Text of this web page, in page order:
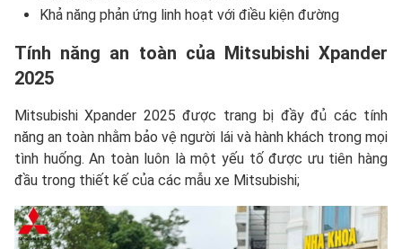
Khả năng phản ứng linh hoạt với điều kiện đường
Tính năng an toàn của Mitsubishi Xpander
2025
Mitsubishi Xpander 2025 được trang bị đầy đủ các tính
năng an toàn nhằm bảo vệ người lái và hành khách trong mọi
tình huống. An toàn luôn là một yếu tố được ưu tiên hàng
đầu trong thiết kế của các mẫu xe Mitsubishi;